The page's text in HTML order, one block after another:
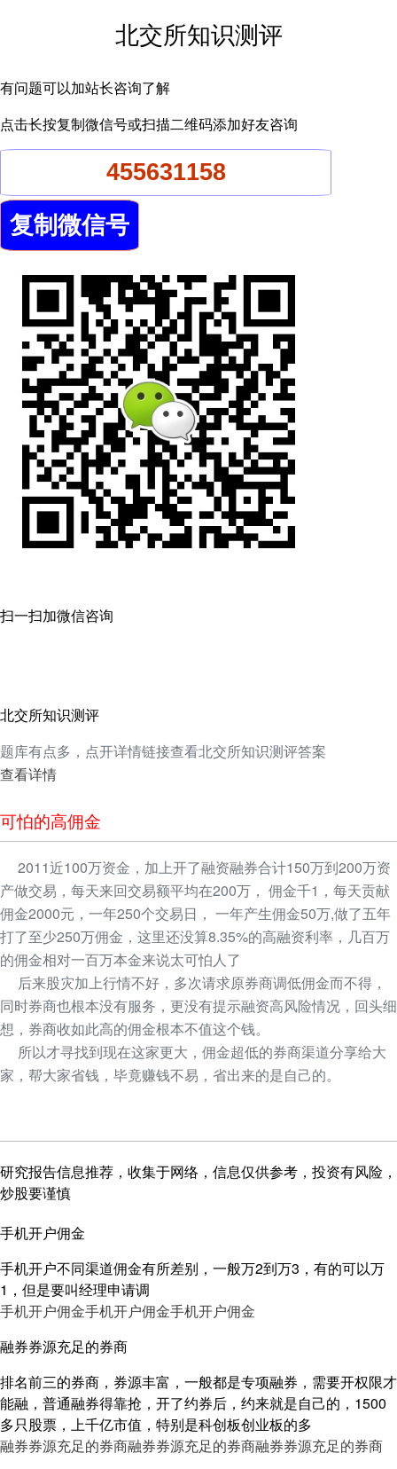
北交所知识测评
有问题可以加站长咨询了解
点击长按复制微信号或扫描二维码添加好友咨询
扫一扫加微信咨询
北交所知识测评
题库有点多，点开详情链接查看北交所知识测评答案
查看详情
可怕的高佣金
2011近100万资金，加上开了融资融券合计150万到200万资
产做交易，每天来回交易额平均在200万， 佣金千1，每天贡献
佣金2000元，一年250个交易日， 一年产生佣金50万,做了五年
打了至少250万佣金，这里还没算8.35%的高融资利率，几百万
的佣金相对一百万本金来说太可怕人了
后来股灾加上行情不好，多次请求原券商调低佣金而不得，
同时券商也根本没有服务，更没有提示融资高风险情况，回头细
想，券商收如此高的佣金根本不值这个钱。
所以才寻找到现在这家更大，佣金超低的券商渠道分享给大
家，帮大家省钱，毕竟赚钱不易，省出来的是自己的。
研究报告信息推荐，收集于网络，信息仅供参考，投资有风险，
炒股要谨慎
手机开户佣金
手机开户不同渠道佣金有所差别，一般万2到万3，有的可以万
1，但是要叫经理申请调
手机开户佣金手机开户佣金手机开户佣金
融券券源充足的券商
排名前三的券商，券源丰富，一般都是专项融券，需要开权限才
能融，普通融券得靠抢，开了约券后，约来就是自己的，1500
多只股票，上千亿市值，特别是科创板创业板的多
融券券源充足的券商融券券源充足的券商融券券源充足的券商